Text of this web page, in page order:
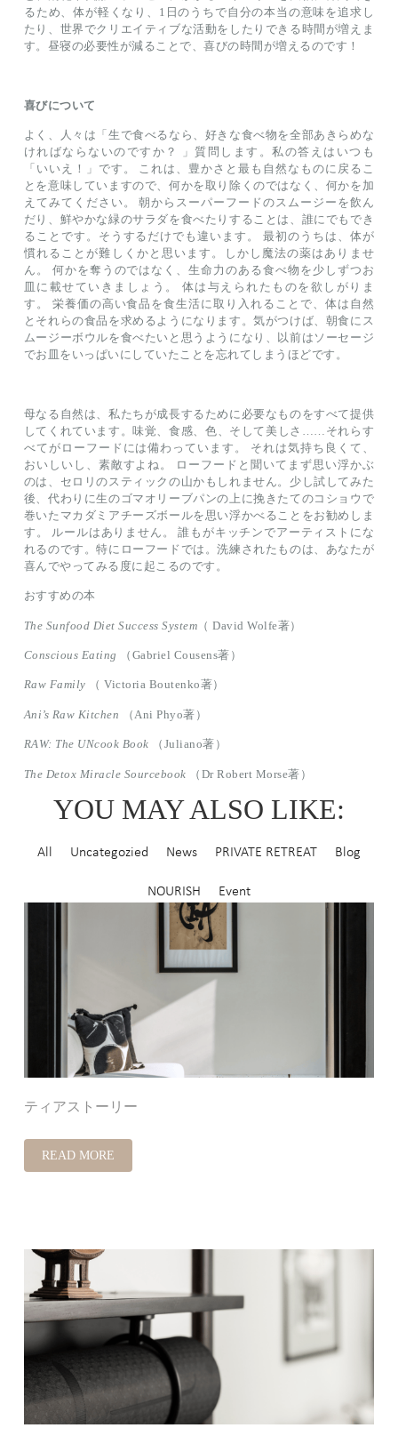
るため、体が軽くなり、1日のうちで自分の本当の意味を追求し
たり、世界でクリエイティブな活動をしたりできる時間が増えま
す。昼寝の必要性が減ることで、喜びの時間が増えるのです！
喜びについて
よく、人々は「生で食べるなら、好きな食べ物を全部あきらめな
ければならないのですか？ 」質問します。私の答えはいつも
「いいえ！」です。 これは、豊かさと最も自然なものに戻るこ
とを意味していますので、何かを取り除くのではなく、何かを加
えてみてください。 朝からスーパーフードのスムージーを飲ん
だり、鮮やかな緑のサラダを食べたりすることは、誰にでもでき
ることです。そうするだけでも違います。 最初のうちは、体が
慣れることが難しくかと思います。しかし魔法の薬はありませ
ん。 何かを奪うのではなく、生命力のある食べ物を少しずつお
皿に載せていきましょう。 体は与えられたものを欲しがりま
す。 栄養価の高い食品を食生活に取り入れることで、体は自然
とそれらの食品を求めるようになります。気がつけば、朝食にス
ムージーボウルを食べたいと思うようになり、以前はソーセージ
でお皿をいっぱいにしていたことを忘れてしまうほどです。
母なる自然は、私たちが成長するために必要なものをすべて提供
してくれています。味覚、食感、色、そして美しさ……それらす
べてがローフードには備わっています。 それは気持ち良くて、
おいしいし、素敵すよね。 ローフードと聞いてまず思い浮かぶ
のは、セロリのスティックの山かもしれません。少し試してみた
後、代わりに生のゴマオリーブパンの上に挽きたてのコショウで
巻いたマカダミアチーズボールを思い浮かべることをお勧めしま
す。 ルールはありません。 誰もがキッチンでアーティストにな
れるのです。特にローフードでは。洗練されたものは、あなたが
喜んでやってみる度に起こるのです。
おすすめの本
The Sunfood Diet Success System （ David Wolfe著）
Conscious Eating （Gabriel Cousens著）
Raw Family （ Victoria Boutenko著）
Ani’s Raw Kitchen （Ani Phyo著）
RAW: The UNcook Book （Juliano著）
The Detox Miracle Sourcebook （Dr Robert Morse著）
YOU MAY ALSO LIKE:
All Uncategozied News PRIVATE RETREAT Blog
NOURISH Event
ティアストーリー
READ MORE